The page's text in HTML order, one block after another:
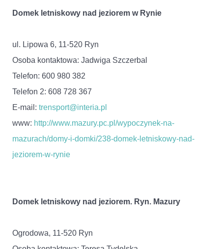
Domek letniskowy nad jeziorem w Rynie
ul. Lipowa 6, 11-520 Ryn
Osoba kontaktowa: Jadwiga Szczerbal
Telefon: 600 980 382
Telefon 2: 608 728 367
E-mail: trensport@interia.pl
www: http://www.mazury.pc.pl/wypoczynek-na-
mazurach/domy-i-domki/238-domek-letniskowy-nad-
jeziorem-w-rynie
Domek letniskowy nad jeziorem. Ryn. Mazury
Ogrodowa, 11-520 Ryn